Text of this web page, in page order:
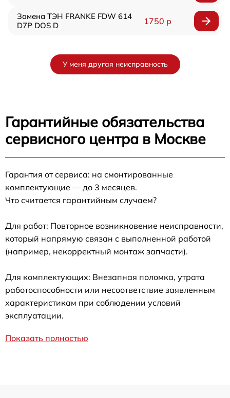
Замена ТЭН FRANKE FDW 614
D7P DOS D
1750 р
У меня другая неисправность
Гарантийные обязательства
сервисного центра в Москве
Гарантия от сервиса: на смонтированные
комплектующие — до 3 месяцев.
Что считается гарантийным случаем?
Для работ: Повторное возникновение неисправности,
который напрямую связан с выполненной работой
(например, некорректный монтаж запчасти).
Для комплектующих: Внезапная поломка, утрата
работоспособности или несоответствие заявленным
характеристикам при соблюдении условий
эксплуатации.
Показать полностью